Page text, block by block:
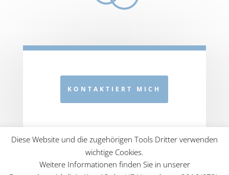
KONTAKTIERT MICH
Diese Website und die zugehörigen Tools Dritter verwenden
wichtige Cookies.
Weitere Informationen finden Sie in unserer